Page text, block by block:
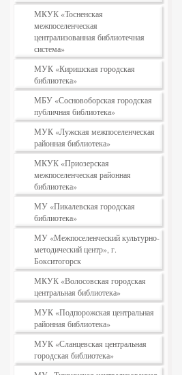
МКУК «Тосненская
межпоселенческая
централизованная библиотечная
система»
МУК «Киришская городская
библиотека»
МБУ «Сосновоборская городская
публичная библиотека»
МУК «Лужская межпоселенческая
районная библиотека»
МКУК «Приозерская
межпоселенческая районная
библиотека»
МУ «Пикалевская городская
библиотека»
МУ «Межпоселенческий культурно-
методический центр», г.
Бокситогорск
МКУК «Волосовская городская
центральная библиотека»
МУК «Подпорожская центральная
районная библиотека»
МУК «Сланцевская центральная
городская библиотека»